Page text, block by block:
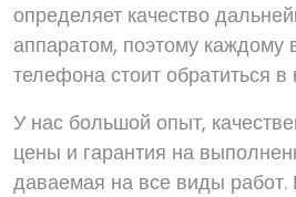
определяет качество
аппаратом, поэтому каждому
телефона стоит обратиться
У нас большой опыт,
цены и гарантия на
даваемая на все виды работ.